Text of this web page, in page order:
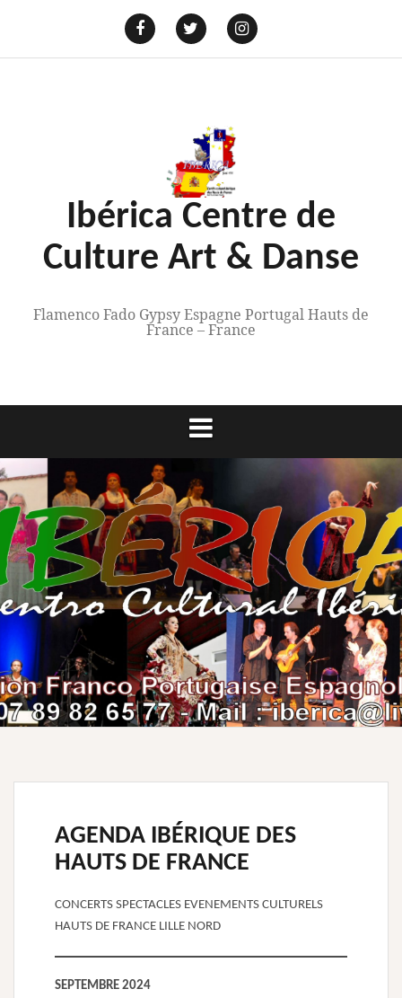
Ibérica Centre de
Culture Art & Danse
Flamenco Fado Gypsy Espagne Portugal Hauts de
France – France
AGENDA IBÉRIQUE DES
HAUTS DE FRANCE
CONCERTS SPECTACLES EVENEMENTS CULTURELS
HAUTS DE FRANCE LILLE NORD
SEPTEMBRE 2024